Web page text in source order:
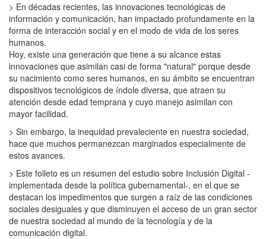
> En décadas recientes, las innovaciones tecnológicas de
información y comunicación, han impactado profundamente en la
forma de interacción social y en el modo de vida de los seres
humanos.
Hoy, existe una generación que tiene a su alcance estas
innovaciones que asimilan casi de forma "natural" porque desde
su nacimiento como seres humanos, en su ámbito se encuentran
dispositivos tecnológicos de índole diversa, que atraen su
atención desde edad temprana y cuyo manejo asimilan con
mayor facilidad.
> Sin embargo, la inequidad prevaleciente en nuestra sociedad,
hace que muchos permanezcan marginados especialmente de
estos avances.
> Este folleto es un resumen del estudio sobre Inclusión Digital -
implementada desde la política gubernamental-, en el que se
destacan los impedimentos que surgen a raíz de las condiciones
sociales desiguales y que disminuyen el acceso de un gran sector
de nuestra sociedad al mundo de la tecnología y de la
comunicación digital.